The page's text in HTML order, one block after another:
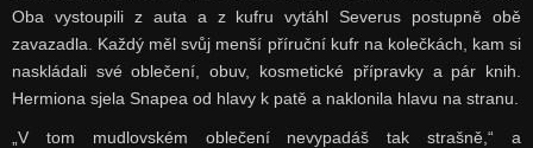
Oba vystoupili z auta a z kufru vytáhl Severus postupně obě
zavazadla. Každý měl svůj menší příruční kufr na kolečkách, kam si
naskládali své oblečení, obuv, kosmetické přípravky a pár knih.
Hermiona sjela Snapea od hlavy k patě a naklonila hlavu na stranu.
„V tom mudlovském oblečení nevypadáš tak strašně,“ a